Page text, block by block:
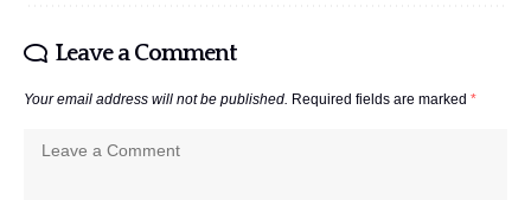
Leave a Comment
Your email address will not be published. Required fields are marked *